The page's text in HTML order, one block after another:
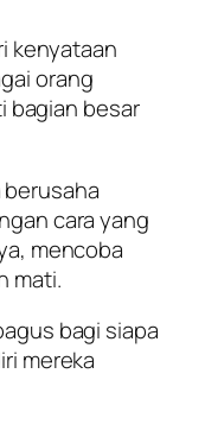
kenyataan
orang
bagian besar
berusaha
cara yang
mencoba
mati.
bagi siapa
mereka